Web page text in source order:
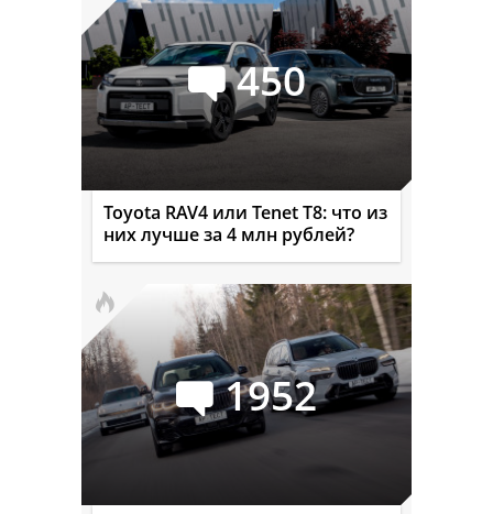
450
Toyota RAV4 или Tenet T8: что из
них лучше за 4 млн рублей?
1952